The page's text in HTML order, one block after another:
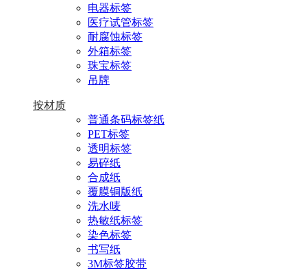
电器标签
医疗试管标签
耐腐蚀标签
外箱标签
珠宝标签
吊牌
按材质
普通条码标签纸
PET标签
透明标签
易碎纸
合成纸
覆膜铜版纸
洗水唛
热敏纸标签
染色标签
书写纸
3M标签胶带